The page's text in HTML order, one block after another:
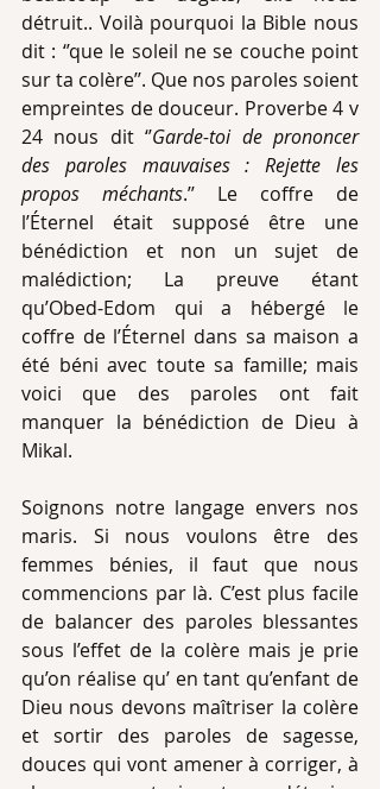
détruit.. Voilà pourquoi la Bible nous
dit : ‘’que le soleil ne se couche point
sur ta colère’’. Que nos paroles soient
empreintes de douceur. Proverbe 4 v
24 nous dit ‘’Garde-toi de prononcer
des paroles mauvaises : Rejette les
propos méchants.’’ Le coffre de
l’Éternel était supposé être une
bénédiction et non un sujet de
malédiction; La preuve étant
qu’Obed-Edom qui a hébergé le
coffre de l’Éternel dans sa maison a
été béni avec toute sa famille; mais
voici que des paroles ont fait
manquer la bénédiction de Dieu à
Mikal.
Soignons notre langage envers nos
maris. Si nous voulons être des
femmes bénies, il faut que nous
commencions par là. C’est plus facile
de balancer des paroles blessantes
sous l’effet de la colère mais je prie
qu’on réalise qu’ en tant qu’enfant de
Dieu nous devons maîtriser la colère
et sortir des paroles de sagesse,
douces qui vont amener à corriger, à